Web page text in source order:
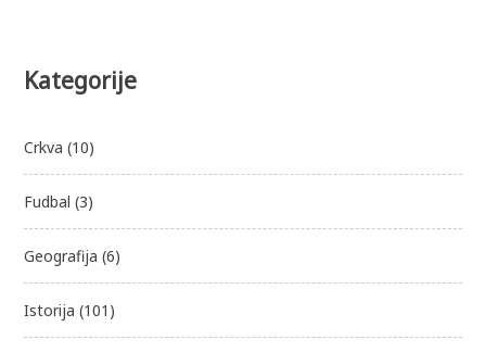
Kategorije
Crkva (10)
Fudbal (3)
Geografija (6)
Istorija (101)